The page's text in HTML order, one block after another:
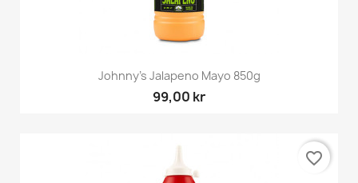
Johnny's Jalapeno Mayo 850g
99,00 kr
favorite_border